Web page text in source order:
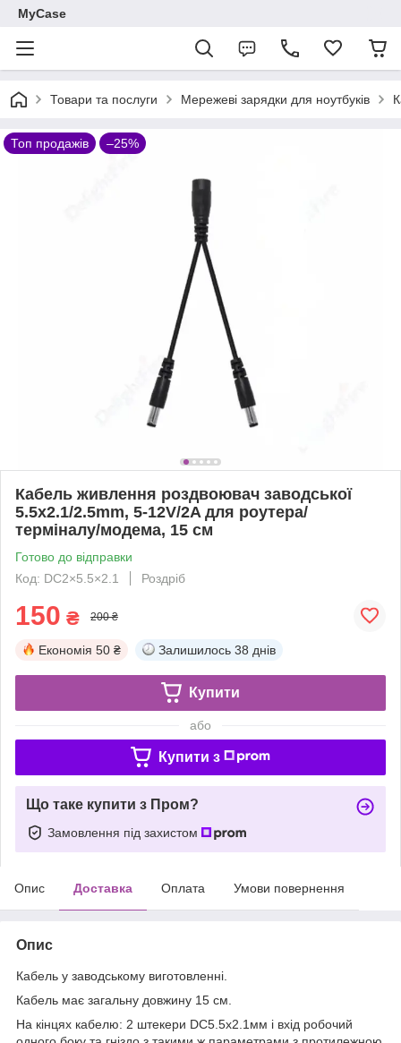
MyCase
Товари та послуги Мережеві зарядки для ноутбуків
Топ продажів –25%
Кабель живлення роздвоювач заводської
5.5x2.1/2.5mm, 5-12V/2A для роутера/
терміналу/модема, 15 см
Готово до відправки
Код: DC2×5.5×2.1
Роздріб
150 ₴ 200 ₴
Економія 50 ₴ Залишилось 38 днів
Купити
або
Купити з
Що таке купити з Пром?
Замовлення під захистом
Опис Доставка Оплата Умови повернення
Опис
Кабель у заводському виготовленні.
Кабель має загальну довжину 15 см.
На кінцях кабелю: 2 штекери DC5.5x2.1мм і вхід робочий